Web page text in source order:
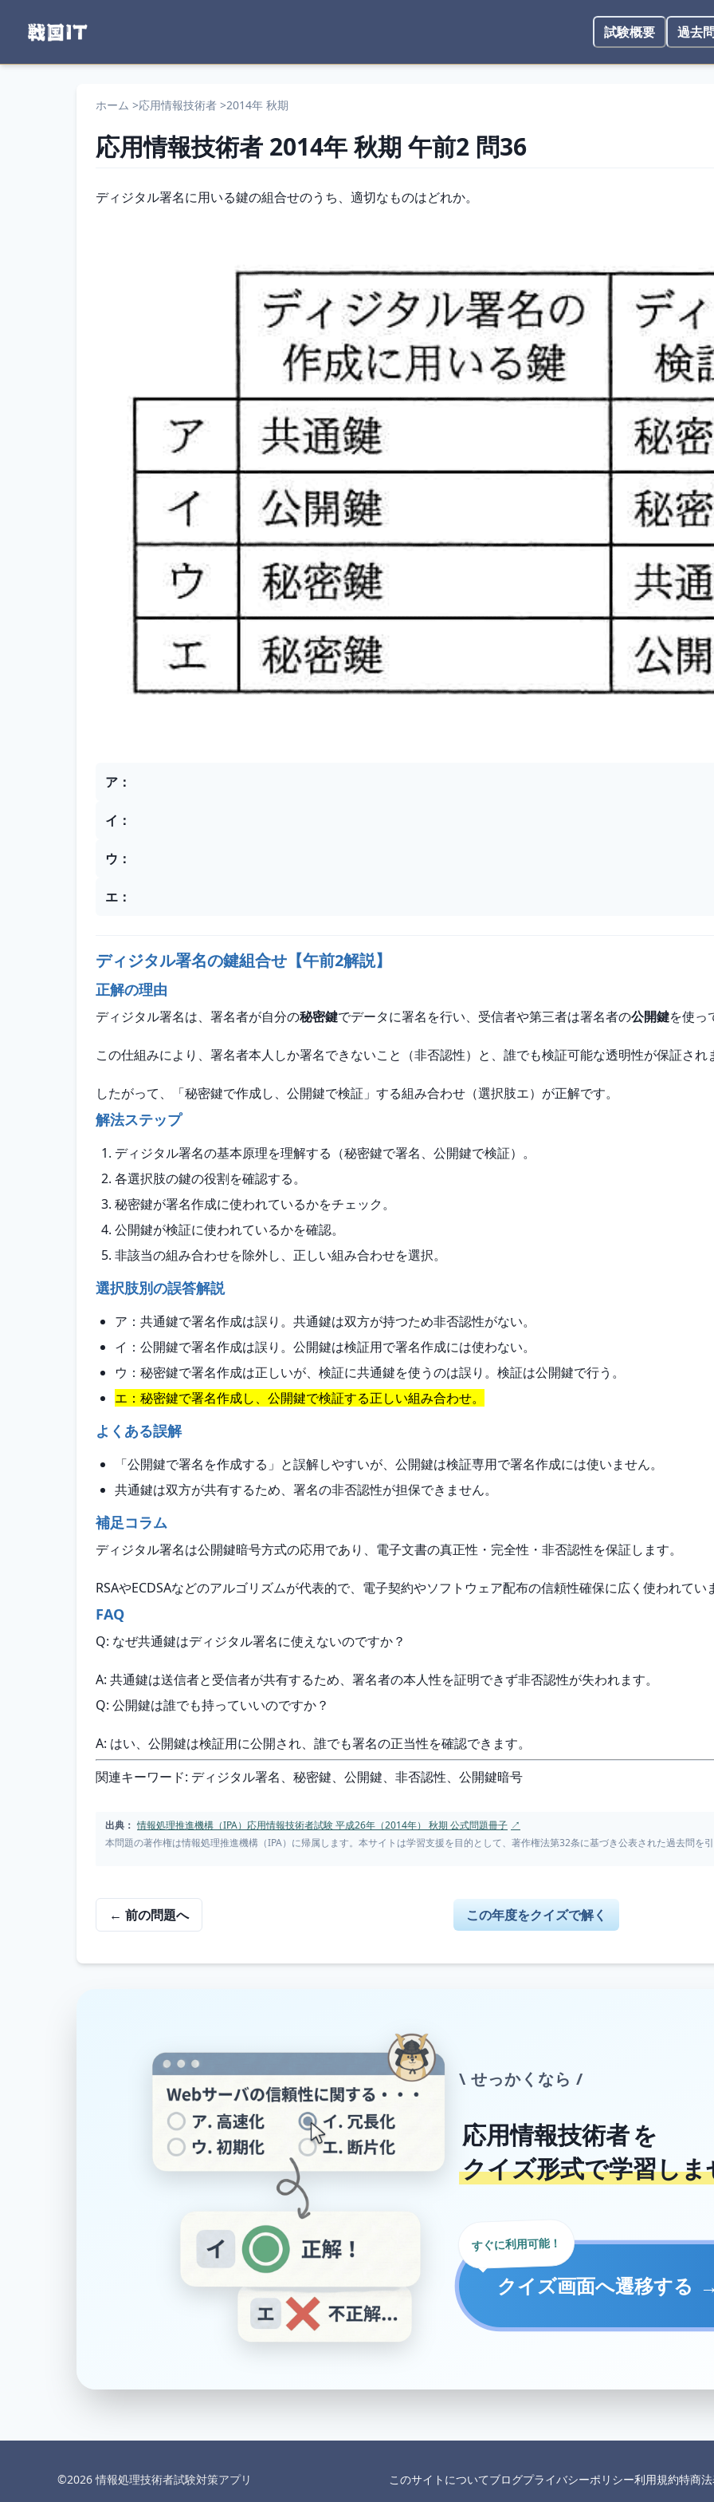
試験概要 過去
ホーム >応用情報技術者 >2014年 秋期
応用情報技術者 2014年 秋期 午前2 問36
問題文
ディジタル署名に用いる鍵の組合せのうち、適切なものはどれか。
選択肢
ア ：
イ ：
ウ ：
エ ：
ディジタル署名の鍵組合せ【午前2解説】
正解の理由
ディジタル署名は、署名者が自分の秘密鍵でデータに署名を行い、受信者や第三者は署名者の公開鍵を使っ
この仕組みにより、署名者本人しか署名できないこと（非否認性）と、誰でも検証可能な透明性が保証され
したがって、「秘密鍵で作成し、公開鍵で検証」する組み合わせ（選択肢エ）が正解です。
解法ステップ
ディジタル署名の基本原理を理解する（秘密鍵で署名、公開鍵で検証）。
各選択肢の鍵の役割を確認する。
秘密鍵が署名作成に使われているかをチェック。
公開鍵が検証に使われているかを確認。
非該当の組み合わせを除外し、正しい組み合わせを選択。
選択肢別の誤答解説
ア：共通鍵で署名作成は誤り。共通鍵は双方が持つため非否認性がない。
イ：公開鍵で署名作成は誤り。公開鍵は検証用で署名作成には使わない。
ウ：秘密鍵で署名作成は正しいが、検証に共通鍵を使うのは誤り。検証は公開鍵で行う。
エ：秘密鍵で署名作成し、公開鍵で検証する正しい組み合わせ。
よくある誤解
「公開鍵で署名を作成する」と誤解しやすいが、公開鍵は検証専用で署名作成には使いません。
共通鍵は双方が共有するため、署名の非否認性が担保できません。
補足コラム
ディジタル署名は公開鍵暗号方式の応用であり、電子文書の真正性・完全性・非否認性を保証します。
RSAやECDSAなどのアルゴリズムが代表的で、電子契約やソフトウェア配布の信頼性確保に広く使われてい
FAQ
Q: なぜ共通鍵はディジタル署名に使えないのですか？
A: 共通鍵は送信者と受信者が共有するため、署名者の本人性を証明できず非否認性が失われます。
Q: 公開鍵は誰でも持っていいのですか？
A: はい、公開鍵は検証用に公開され、誰でも署名の正当性を確認できます。
関連キーワード: ディジタル署名、秘密鍵、公開鍵、非否認性、公開鍵暗号
出典： 情報処理推進機構（IPA）応用情報技術者試験 平成26年（2014年） 秋期 公式問題冊子 ↗
本問題の著作権は情報処理推進機構（IPA）に帰属します。本サイトは学習支援を目的として、著作権法第32条に基づき公表された過去問を
← 前の問題へ この年度をクイズで解く
\ せっかくなら /
応用情報技術者を
クイズ形式で学習し
クイズ画面へ遷移する
すぐに利用可能！
©︎2026情報処理技術者試験対策アプリ このサイトについてブログプライバシーポリシー利用規約特商